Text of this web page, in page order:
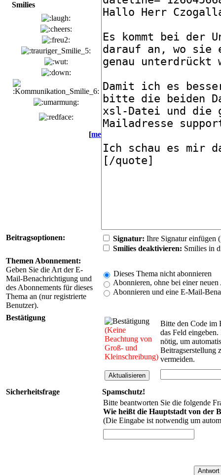
Smilies
[mehr
Beitragsoptionen: Signatur: Ihre Signatur einfügen
Smilies deaktivieren: Smilies in
Themen Abonnement:
Geben Sie die Art der E-
Mail-Benachrichtigung und
des Abonnements für dieses
Thema an (nur registrierte
Benutzer).
Dieses Thema nicht abonnieren
Abonnieren, ohne bei einer
Abonnieren und eine E-Mail-
Bestätigung
(Keine
Beachtung von
Groß- und
Kleinschreibung)
Bitte den Code im
das Feld eingeben.
nötig, um
Beitragserstellung
vermeiden.
Sicherheitsfrage
Spamschutz!
Bitte beantworten Sie die folgende
Wie heißt die Hauptstadt von der
(Die Eingabe ist notwendig um